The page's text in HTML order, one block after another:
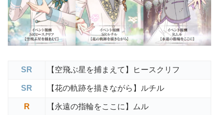
SR 【空飛ぶ星を捕まえて】ヒースクリフ
SR 【花の軌跡を描きながら】ルチル
R 【永遠の指輪をここに】ムル